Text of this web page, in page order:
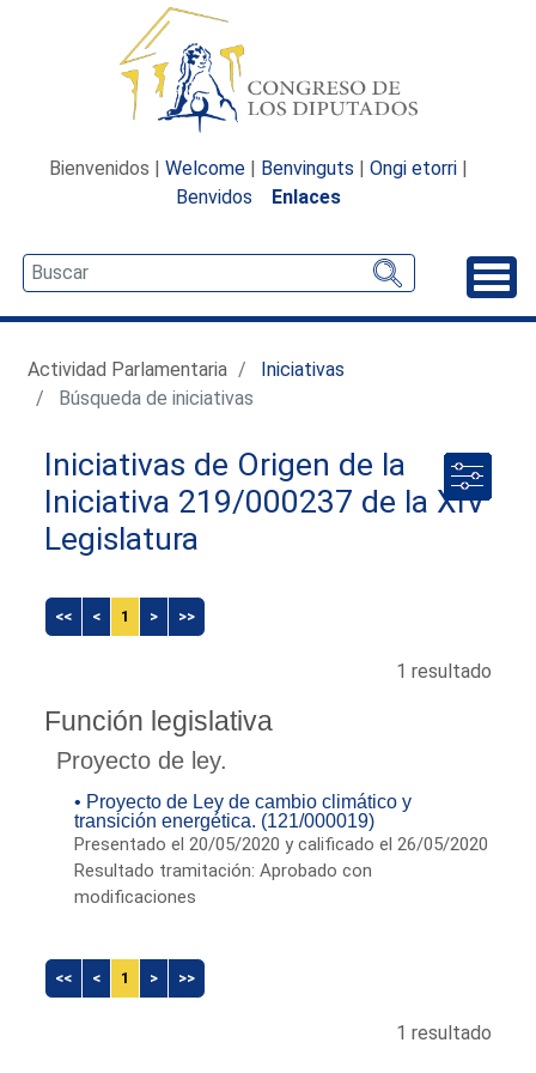
Bienvenidos | Welcome | Benvinguts | Ongi etorri |
Benvidos
Enlaces
Actividad Parlamentaria
Iniciativas
Búsqueda de iniciativas
Iniciativas de Origen de la
Iniciativa 219/000237 de la XIV
Legislatura
<< < 1 > >>
1 resultado
Función legislativa
Proyecto de ley.
• Proyecto de Ley de cambio climático y
transición energética. (121/000019)
Presentado el 20/05/2020 y calificado el 26/05/2020
Resultado tramitación: Aprobado con
modificaciones
<< < 1 > >>
1 resultado